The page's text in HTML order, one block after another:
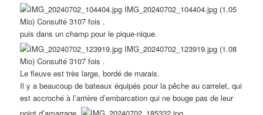
IMG_20240702_104404.jpg (1.05
Mio) Consulté 3107 fois .
puis dans un champ pour le pique-nique.
IMG_20240702_123919.jpg (1.08
Mio) Consulté 3107 fois .
Le fleuve est très large, bordé de marais.
Il y a beaucoup de bateaux équipés pour la pêche au carrelet, qui
est accroché à l’arrière d’embarcation qui ne bouge pas de leur